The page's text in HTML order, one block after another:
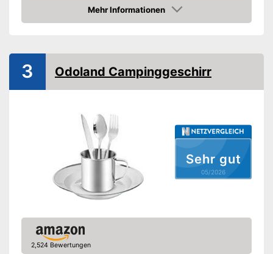
Aufbewahrungstasche
Lieferumfang
- Messer
- Becher
Amazon Lieferzeit
siehe Anbieter
Mehr Informationen
Amazon
Sehr gut
05/2026
3 Odoland Campinggeschirr
2,524 Bewertungen